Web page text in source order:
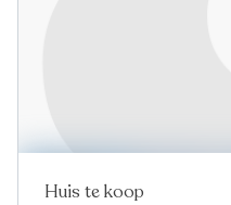
Nieuw
Huis te koop